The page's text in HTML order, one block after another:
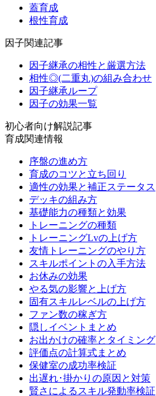
蓋育成
根性育成
因子関連記事
因子継承の相性と厳選方法
相性◎(二重丸)の組み合わせ
因子継承ループ
因子の効果一覧
初心者向け解説記事
育成関連情報
序盤の進め方
育成のコツと立ち回り
適性の効果と補正ステータス
デッキの組み方
基礎能力の種類と効果
トレーニングの種類
トレーニングLvの上げ方
友情トレーニングのやり方
スキルポイントの入手方法
お休みの効果
やる気の影響と上げ方
固有スキルレベルの上げ方
ファン数の稼ぎ方
隠しイベントまとめ
お出かけの確率とタイミング
評価点の計算式まとめ
保健室の成功率検証
出遅れ･掛かりの原因と対策
賢さによるスキル発動率検証